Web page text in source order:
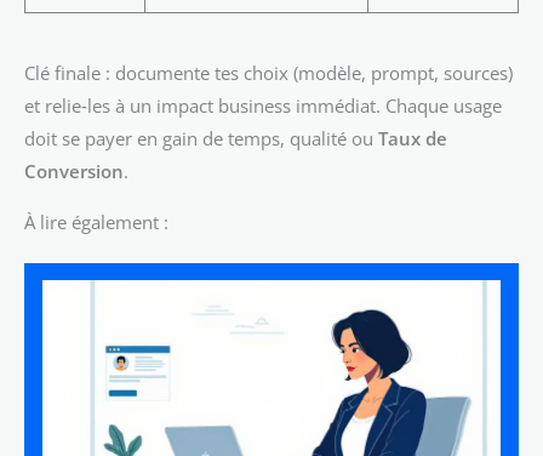
Clé finale : documente tes choix (modèle, prompt, sources)
et relie‑les à un impact business immédiat. Chaque usage
doit se payer en gain de temps, qualité ou Taux de
Conversion.
À lire également :